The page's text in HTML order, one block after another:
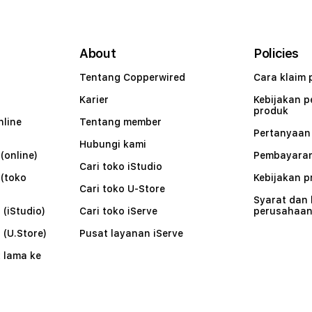
lama ke
About
Tentang Copperwired
Karier
Tentang member
Hubungi kami
Cari toko iStudio
Cari toko U-Store
Cari toko iServe
Pusat layanan iServe
Policies
Cara klaim
Kebijakan
produk
Pertanyaan
Kebijakan
Syarat dan
perusahaan